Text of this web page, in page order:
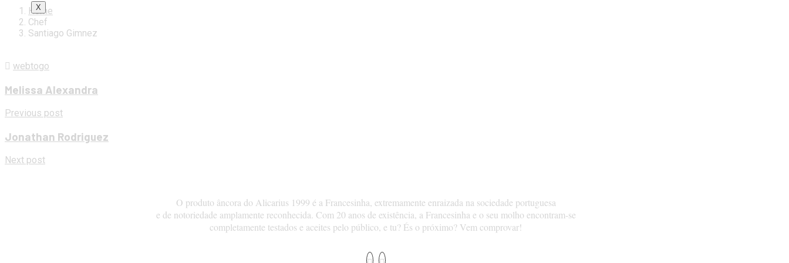
X
Home
Chef
Santiago Gimnez
webtogo
Melissa Alexandra
Previous post
Jonathan Rodriguez
Next post
O produto âncora do Alicarius 1999 é a Francesinha, extremamente enraizada na sociedade portuguesa
e de notoriedade amplamente reconhecida. Com 20 anos de existência, a Francesinha e o seu molho encontram-se
completamente testados e aceites pelo público, e tu? És o próximo? Vem comprovar!